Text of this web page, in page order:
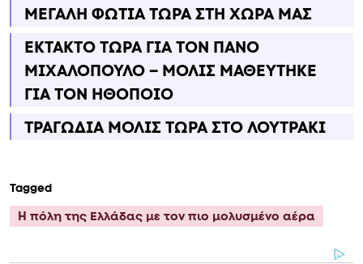
ΜΕΓΑΛΗ ΦΩΤΙΑ ΤΩΡΑ ΣΤΗ ΧΩΡΑ ΜΑΣ
ΕΚΤΑΚΤΟ ΤΩΡΑ ΓΙΑ ΤΟΝ ΠΑΝΟ
ΜΙΧΑΛΟΠΟΥΛΟ – ΜΟΛΙΣ ΜΑΘΕΥΤΗΚΕ
ΓΙΑ ΤΟΝ ΗΘΟΠΟΙΟ
ΤΡΑΓΩΔΙΑ ΜΟΛΙΣ ΤΩΡΑ ΣΤΟ ΛΟΥΤΡΑΚΙ
Tagged
Η πόλη της Ελλάδας με τον πιο μολυσμένο αέρα